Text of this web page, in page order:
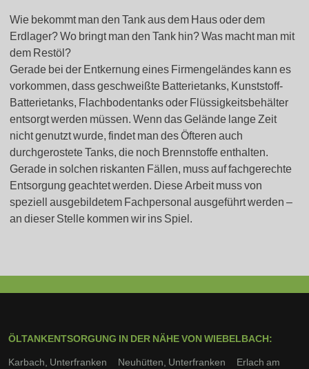
Wie bekommt man den Tank aus dem Haus oder dem
Erdlager? Wo bringt man den Tank hin? Was macht man mit
dem Restöl?
Gerade bei der Entkernung eines Firmengeländes kann es
vorkommen, dass geschweißte Batterietanks, Kunststoff-
Batterietanks, Flachbodentanks oder Flüssigkeitsbehälter
entsorgt werden müssen. Wenn das Gelände lange Zeit
nicht genutzt wurde, findet man des Öfteren auch
durchgerostete Tanks, die noch Brennstoffe enthalten.
Gerade in solchen riskanten Fällen, muss auf fachgerechte
Entsorgung geachtet werden. Diese Arbeit muss von
speziell ausgebildetem Fachpersonal ausgeführt werden –
an dieser Stelle kommen wir ins Spiel.
ÖLTANKENTSORGUNG IN DER NÄHE VON WIEBELBACH:
Karbach, Unterfranken
Neuhütten, Unterfranken
Erlach am